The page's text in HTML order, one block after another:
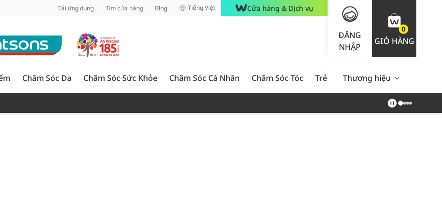
Tải ứng dụng Tìm cửa hàng Blog Tiếng Việt Cửa hàng & Dịch vụ
ĐĂNG
NHẬP
0
GIỎ HÀNG
Chăm Sóc Da Chăm Sóc Sức Khỏe Chăm Sóc Cá Nhân Chăm Sóc Tóc Trẻ Em Nam Giới Chăm Sóc
Thương hiệu